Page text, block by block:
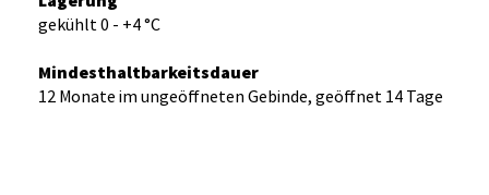
gekühlt 0 - +4 °C
Mindesthaltbarkeitsdauer
12 Monate im ungeöffneten Gebinde, geöffnet 14 Tage